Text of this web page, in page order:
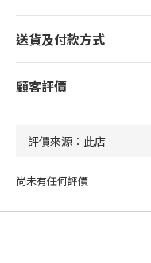
送貨及付款方式
顧客評價
尚未有任何評價